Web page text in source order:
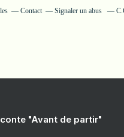
Contact Signaler un abus
"Avant de partir"